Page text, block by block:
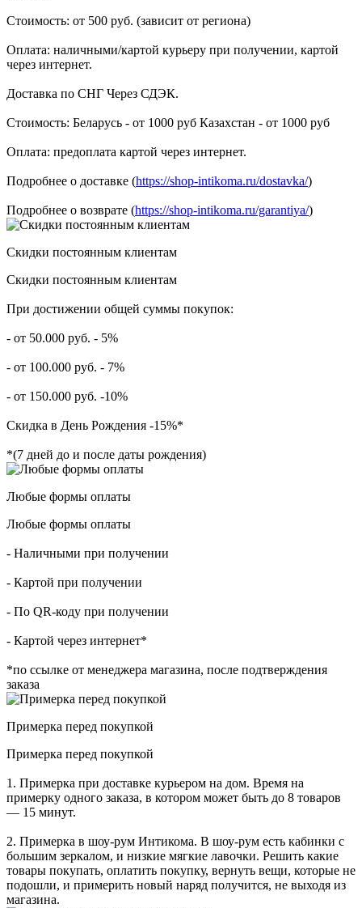
Стоимость: от 500 руб. (зависит от региона)
Оплата: наличными/картой курьеру при получении, картой
через интернет.
Доставка по СНГ Через СДЭК.
Стоимость: Беларусь - от 1000 руб Казахстан - от 1000 руб
Оплата: предоплата картой через интернет.
Подробнее о доставке (https://shop-intikoma.ru/dostavka/)
Подробнее о возврате (https://shop-intikoma.ru/garantiya/)
Скидки постоянным клиентам
Скидки постоянным клиентам
При достижении общей суммы покупок:
- от 50.000 руб. - 5%
- от 100.000 руб. - 7%
- от 150.000 руб. -10%
Скидка в День Рождения -15%*
*(7 дней до и после даты рождения)
Любые формы оплаты
Любые формы оплаты
- Наличными при получении
- Картой при получении
- По QR-коду при получении
- Картой через интернет*
*по ссылке от менеджера магазина, после подтверждения
заказа
Примерка перед покупкой
Примерка перед покупкой
1. Примерка при доставке курьером на дом. Время на
примерку одного заказа, в котором может быть до 8 товаров
— 15 минут.
2. Примерка в шоу-рум Интикома. В шоу-рум есть кабинки с
большим зеркалом, и низкие мягкие лавочки. Решить какие
товары покупать, оплатить покупку, вернуть вещи, которые не
подошли, и примерить новый наряд получится, не выходя из
магазина.